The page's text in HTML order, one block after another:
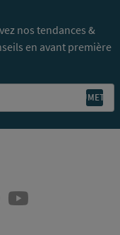
nos tendances &
en avant première